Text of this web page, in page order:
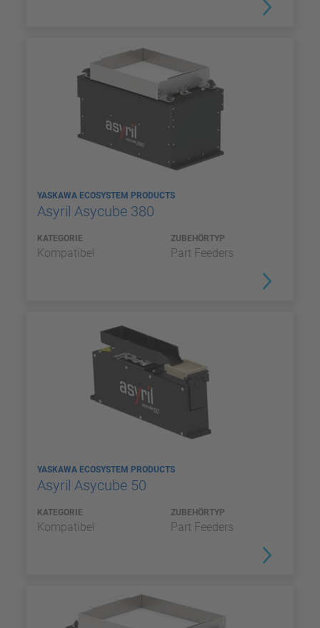
YASKAWA ECOSYSTEM PRODUCTS
Asyril Asycube 380
KATEGORIE
Kompatibel
ZUBEHÖRTYP
Part Feeders
YASKAWA ECOSYSTEM PRODUCTS
Asyril Asycube 50
KATEGORIE
Kompatibel
ZUBEHÖRTYP
Part Feeders